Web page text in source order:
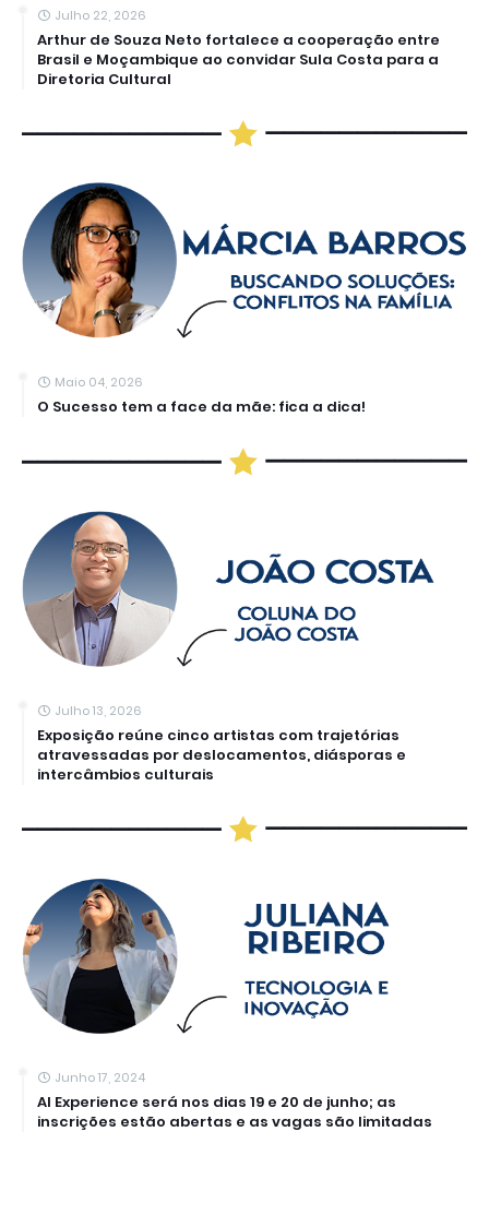
Julho 22, 2026
Arthur de Souza Neto fortalece a cooperação entre
Brasil e Moçambique ao convidar Sula Costa para a
Diretoria Cultural
Maio 04, 2026
O Sucesso tem a face da mãe: fica a dica!
Julho 13, 2026
Exposição reúne cinco artistas com trajetórias
atravessadas por deslocamentos, diásporas e
intercâmbios culturais
Junho 17, 2024
AI Experience será nos dias 19 e 20 de junho; as
inscrições estão abertas e as vagas são limitadas